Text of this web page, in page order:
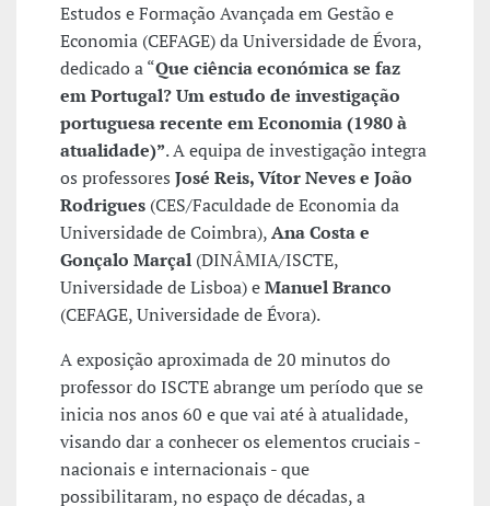
Estudos e Formação Avançada em Gestão e
Economia (CEFAGE) da Universidade de Évora,
dedicado a “Que ciência económica se faz
em Portugal? Um estudo de investigação
portuguesa recente em Economia (1980 à
atualidade)”. A equipa de investigação integra
os professores José Reis, Vítor Neves e João
Rodrigues (CES/Faculdade de Economia da
Universidade de Coimbra),Ana Costa e
Gonçalo Marçal (DINÂMIA/ISCTE,
Universidade de Lisboa) eManuel Branco
(CEFAGE, Universidade de Évora).
A exposição aproximada de 20 minutos do
professor do ISCTE abrange um período que se
inicia nos anos 60 e que vai até à atualidade,
visando dar a conhecer os elementos cruciais -
nacionais e internacionais - que
possibilitaram, no espaço de décadas, a